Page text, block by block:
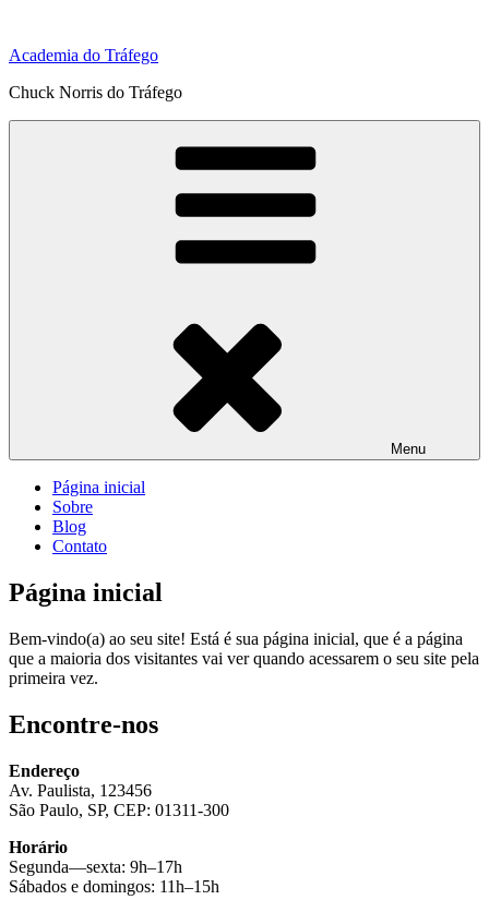
o
Academia do Tráfego
Chuck Norris do Tráfego
Menu
Página inicial
Sobre
Blog
Contato
Página inicial
Bem-vindo(a) ao seu site! Está é sua página inicial, que é a página
que a maioria dos visitantes vai ver quando acessarem o seu site pela
primeira vez.
Encontre-nos
Endereço
Av. Paulista, 123456
São Paulo, SP, CEP: 01311-300
Horário
Segunda—sexta: 9h–17h
Sábados e domingos: 11h–15h